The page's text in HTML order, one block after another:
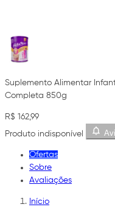
Suplemento Alimentar
Completa 850g
R$ 162,99
Produto indisponível
Ofertas
Sobre
Avaliações
Início